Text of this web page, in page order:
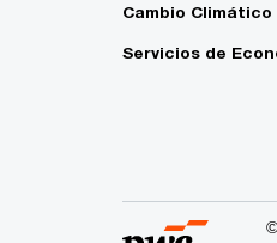
Cambio Climático
Servicios de